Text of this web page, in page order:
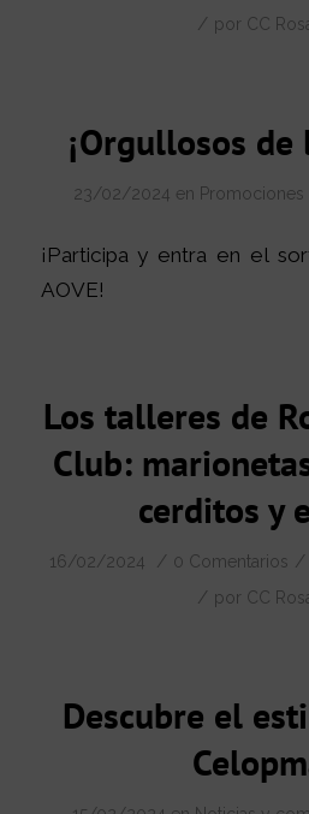
/ por CC
¡Orgullosos
23/02/2024 en Promociones
¡Participa y entra en el
AOVE!
Los talleres de
Club:
cerditos y
16/02/2024 / 0 Comentarios /
/ por CC
Descubre el